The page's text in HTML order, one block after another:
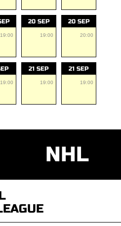
19:00
20 SEP
19:00
20 SEP
20:00
19:00
21 SEP
19:00
21 SEP
19:00
NHL